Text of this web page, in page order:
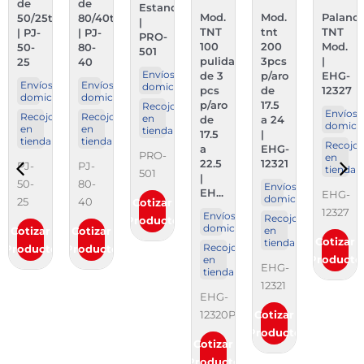
de
50/25t
| PJ-
50-
25
Envíos a
domicilio
Recojo
en
tienda
PJ-
50-
25
Cotizar
Producto
de
80/40t
| PJ-
80-
40
Envíos a
domicilio
Recojo
en
tienda
PJ-
80-
40
Cotizar
Producto
Estandar
|
PRO-
501
Envíos a
domicilio
Recojo
en
tienda
PRO-
501
Cotizar
Producto
Mod.
TNT
100
pulida
de 3
pcs
p/aro
de
17.5
a
22.5
|
EH...
Envíos a
domicilio
Recojo
en
tienda
EHG-
12320P
Cotizar
Mod.
tnt
200
3pcs
p/aro
de
17.5
a 24
|
EHG-
12321
Envíos a
domicilio
Recojo
en
tienda
EHG-
12321
Cotizar
Producto
TNT
Mod.
|
EHG-
12327
Envíos
Recojo
en
tienda
EHG-
12327
Cotizar
Producto